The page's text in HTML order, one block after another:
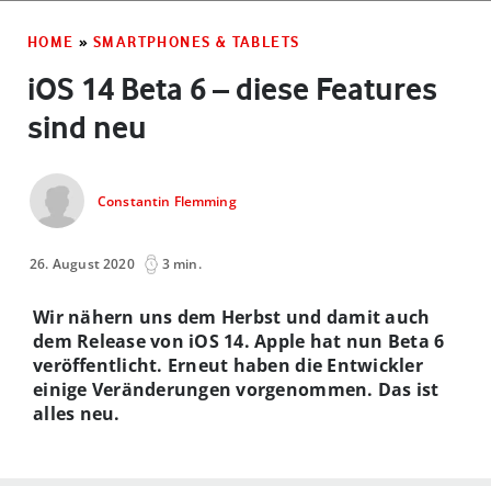
HOME » SMARTPHONES & TABLETS
iOS 14 Beta 6 – diese Features
sind neu
Constantin Flemming
26. August 2020 3 min.
Wir nähern uns dem Herbst und damit auch
dem Release von iOS 14. Apple hat nun Beta 6
veröffentlicht. Erneut haben die Entwickler
einige Veränderungen vorgenommen. Das ist
alles neu.